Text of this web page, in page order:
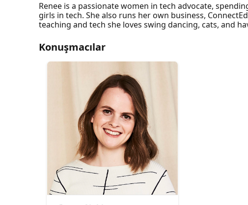
Renee is a passionate women in tech advocate,
girls in tech. She also runs her own business,
teaching and tech she loves swing dancing, cats, and
Konuşmacılar